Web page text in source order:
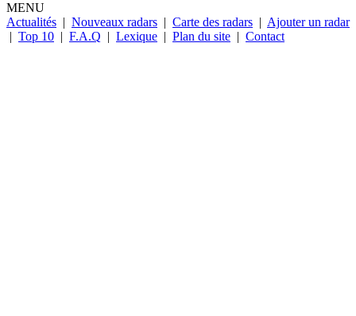
MENU
Actualités | Nouveaux radars | Carte des radars | Ajouter un radar
| Top 10 | F.A.Q | Lexique | Plan du site | Contact